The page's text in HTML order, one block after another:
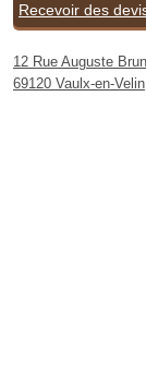
Recevoir des
12 Rue Auguste
69120 Vaulx-en-Velin